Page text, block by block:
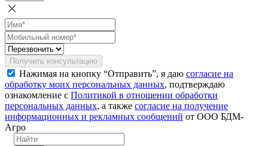
Получить консультацию
Нажимая на кнопку “Отправить”, я даю согласие на
обработку моих персональных данных, подтверждаю
ознакомление с Политикой в отношении обработки
персональных данных, а также согласие на получение
информационных и рекламных сообщений от ООО БДМ-
Агро